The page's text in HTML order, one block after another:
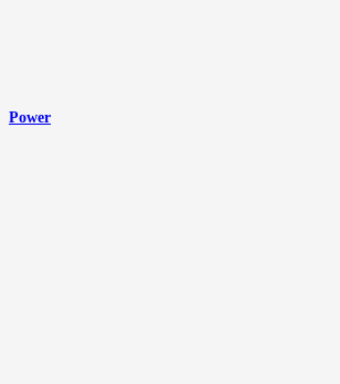
Power